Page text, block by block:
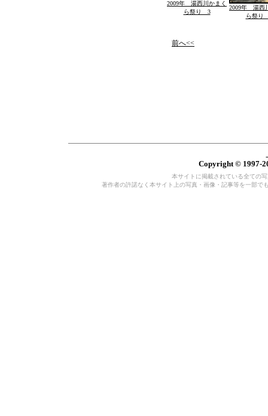
2009年 湯西川かまく
ら祭り 3
2009年 湯西
ら祭り
前へ<<
Copyright © 1997-
本サイトに掲載されている全ての
著作者の許諾なく本サイト上の写真・画像・記事等を一部で